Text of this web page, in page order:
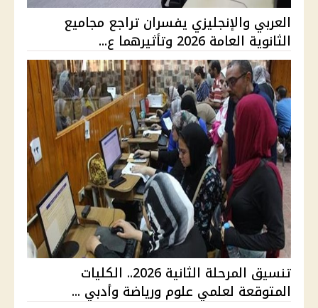
العربي والإنجليزي يفسران تراجع مجاميع
الثانوية العامة 2026 وتأثيرهما ع...
تنسيق المرحلة الثانية 2026.. الكليات
المتوقعة لعلمي علوم ورياضة وأدبي ...